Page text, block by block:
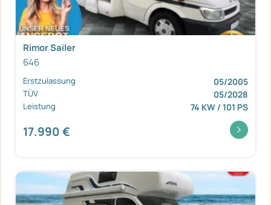
Rimor Sailer
646
Erstzulassung 05/2005
TÜV 05/2028
Leistung 74 KW / 101 PS
17.990 €